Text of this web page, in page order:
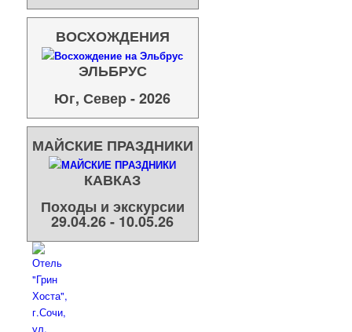
ВОСХОЖДЕНИЯ
ЭЛЬБРУС
Юг, Север - 2026
МАЙСКИЕ ПРАЗДНИКИ
КАВКАЗ
Походы и экскурсии
29.04.26 - 10.05.26